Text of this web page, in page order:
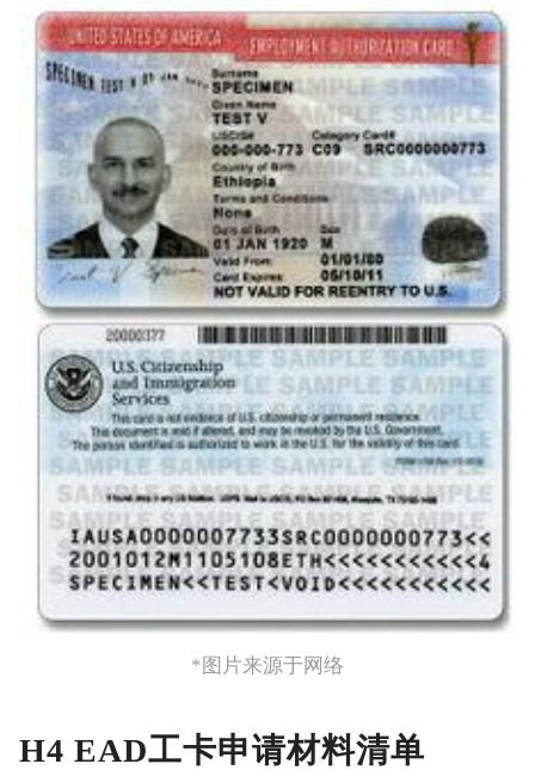
*图片来源于网络
H4 EAD工卡申请材料清单